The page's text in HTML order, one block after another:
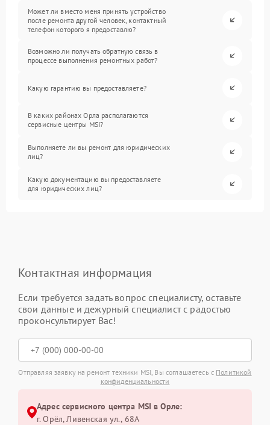
Может ли вместо меня принять устройство
после ремонта другой человек, контактный
телефон которого я предоставлю?
Возможно ли получать обратную связь в
процессе выполнения ремонтных работ?
Какую гарантию вы предоставляете?
В каких районах Орла располагаются
сервисные центры MSI?
Выполняете ли вы ремонт для юридических
лиц?
Какую документацию вы предоставляете
для юридических лиц?
Контактная информация
Если требуется задать вопрос специалисту, оставьте
свои данные и дежурный специалист с радостью
проконсультирует Вас!
Отправляя заявку на ремонт техники MSI, Вы соглашаетесь с Политикой
конфиденциальности
Адрес сервисного центра MSI в Орле:
г. Орёл, Ливенская ул., 68А